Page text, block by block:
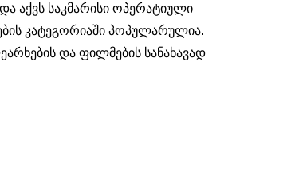
აქვს საკმარისი ოპერატიული
კატეგორიაში პოპულარულია.
და ფილმების სანახავად